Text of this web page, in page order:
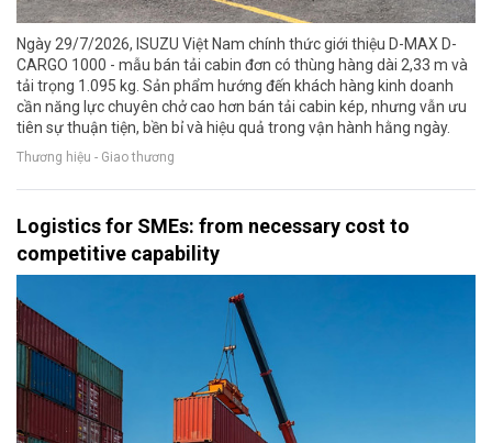
Ngày 29/7/2026, ISUZU Việt Nam chính thức giới thiệu D-MAX D-
CARGO 1000 - mẫu bán tải cabin đơn có thùng hàng dài 2,33 m và
tải trọng 1.095 kg. Sản phẩm hướng đến khách hàng kinh doanh
cần năng lực chuyên chở cao hơn bán tải cabin kép, nhưng vẫn ưu
tiên sự thuận tiện, bền bỉ và hiệu quả trong vận hành hằng ngày.
Thương hiệu - Giao thương
Logistics for SMEs: from necessary cost to
competitive capability